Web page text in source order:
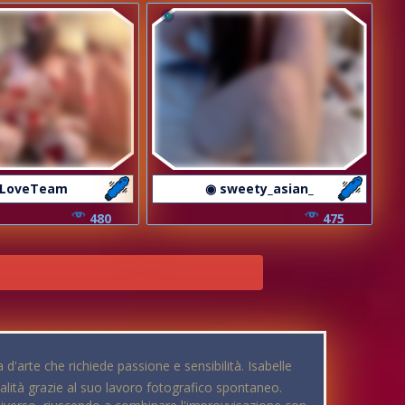
480
◉ sweety_asian_
475
che richiede passione e sensibilità. Isabelle
grazie al suo lavoro fotografico spontaneo.